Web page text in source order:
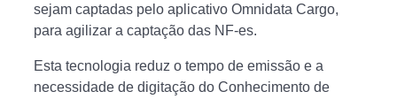
sejam captadas pelo aplicativo Omnidata Cargo,
para agilizar a captação das NF-es.
Esta tecnologia reduz o tempo de emissão e a
necessidade de digitação do Conhecimento de